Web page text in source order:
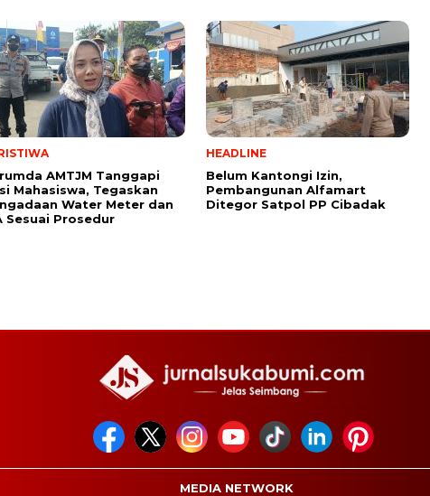
AMTJM Tanggapi
Mahasiswa, Tegaskan
Water Meter dan
Sesuai Prosedur
HEADLINE
Belum Kantongi Izin,
Pembangunan Alfamart
Ditegor Satpol PP Cibadak
MEDIA NETWORK